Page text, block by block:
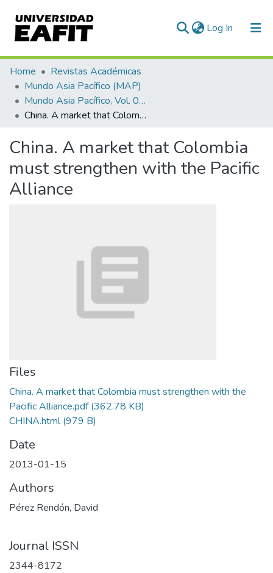
Log In (current)
Communities & Collections
All of DSpace
Statistics
Home
Revistas Académicas
Mundo Asia Pacífico (MAP)
Mundo Asia Pacífico, Vol. 02, Núm. 02 (2013)
China. A market that Colombia must strengthen with the Pacific Alliance
China. A market that Colombia
must strengthen with the Pacific
Alliance
Files
China. A market that Colombia must strengthen with the
Pacific Alliance.pdf(362.78 KB)
CHINA.html(979 B)
Date
2013-01-15
Authors
Pérez Rendón, David
Journal ISSN
2344-8172